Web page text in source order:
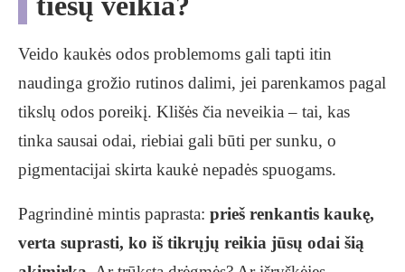
Veido kaukės odos problemoms gali tapti itin
naudinga grožio rutinos dalimi, jei parenkamos pagal
tikslų odos poreikį. Klišės čia neveikia – tai, kas
tinka sausai odai, riebiai gali būti per sunku, o
pigmentacijai skirta kaukė nepadės spuogams.
Pagrindinė mintis paprasta: prieš renkantis kaukę,
verta suprasti, ko iš tikrųjų reikia jūsų odai šią